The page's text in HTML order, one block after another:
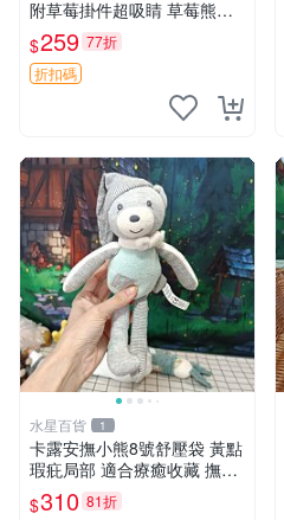
附草莓掛件超吸睛 草莓熊手
提包 草莓掛件 可愛portunes
e
$259 77折
折扣碼
水星百貨 1
卡露安撫小熊8號舒壓袋 黃點
瑕疪局部 適合療癒收藏 撫慰
身心 美肌養護 放鬆好物
$310 81折